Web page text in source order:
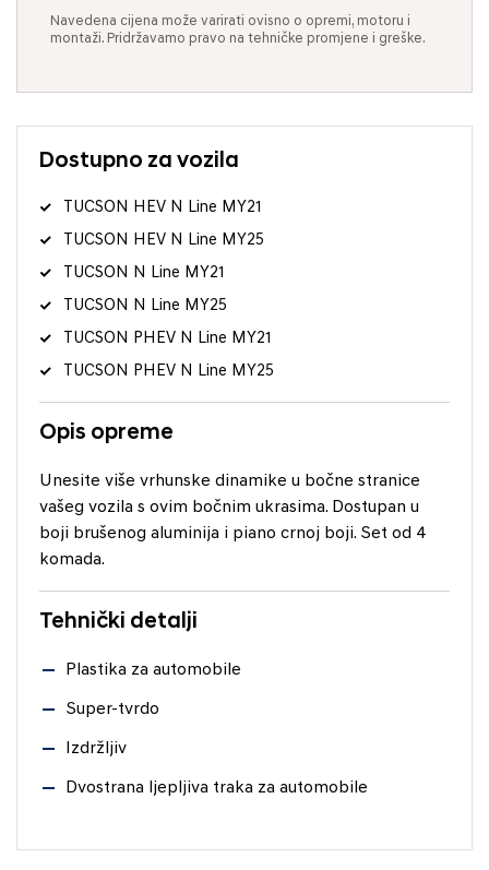
Navedena cijena može varirati ovisno o opremi, motoru i
montaži. Pridržavamo pravo na tehničke promjene i greške.
Dostupno za vozila
TUCSON HEV N Line MY21
TUCSON HEV N Line MY25
TUCSON N Line MY21
TUCSON N Line MY25
TUCSON PHEV N Line MY21
TUCSON PHEV N Line MY25
Opis opreme
Unesite više vrhunske dinamike u bočne stranice
vašeg vozila s ovim bočnim ukrasima. Dostupan u
boji brušenog aluminija i piano crnoj boji. Set od 4
komada.
Tehnički detalji
Plastika za automobile
Super-tvrdo
Izdržljiv
Dvostrana ljepljiva traka za automobile